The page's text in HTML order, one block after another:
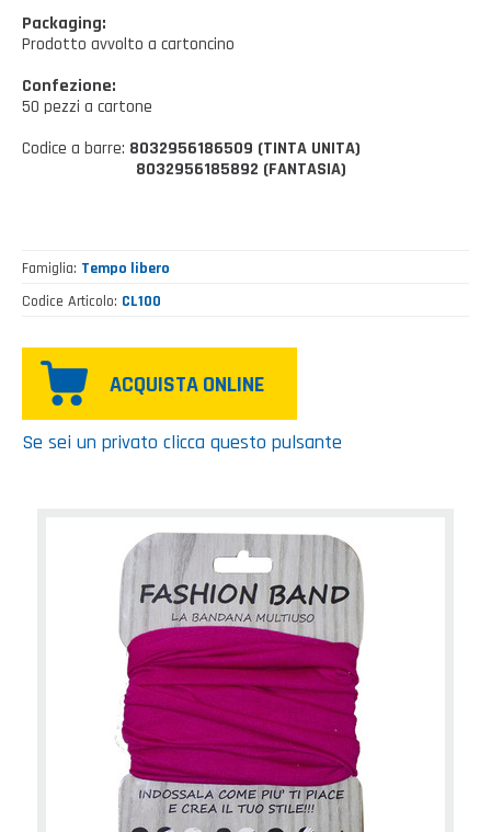
Benessere e tempo libero
Gazebo
FAQ
Packaging:
Prodotto avvolto a cartoncino
Confezione:
50 pezzi a cartone
Codice a barre: 8032956186509 (TINTA UNITA)
8032956185892 (FANTASIA)
Famiglia Tempo libero
Codice Articolo CL100
ACQUISTA ONLINE
Se sei un privato clicca questo pulsante